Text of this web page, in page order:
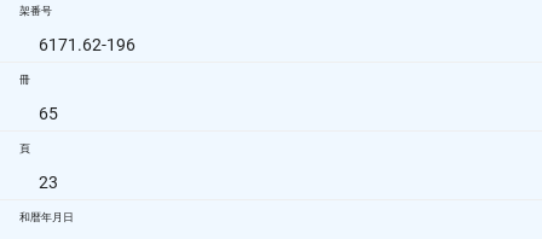
架番号
6171.62-196
冊
65
頁
23
和暦年月日